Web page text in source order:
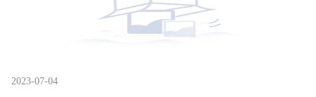
2023-07-04